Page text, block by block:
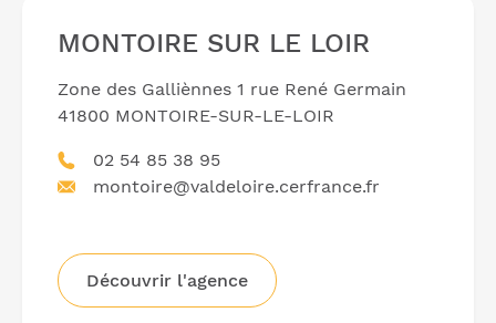
MONTOIRE SUR LE LOIR
Zone des Galliènnes 1 rue René Germain
41800 MONTOIRE-SUR-LE-LOIR
02 54 85 38 95
montoire@valdeloire.cerfrance.fr
Découvrir l'agence